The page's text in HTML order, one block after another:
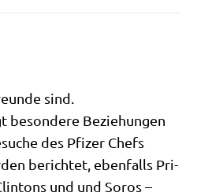
sind.
beson­de­re Bezie­hun­gen
des Pfi­zer Chefs
berich­tet, eben­falls Pri­
und und Sor­os –